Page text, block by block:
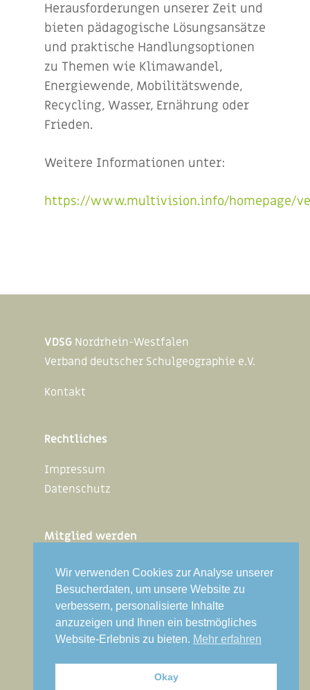
Herausforderungen unserer Zeit und
bieten pädagogische Lösungsansätze
und praktische Handlungsoptionen
zu Themen wie Klimawandel,
Energiewende, Mobilitätswende,
Recycling, Wasser, Ernährung oder
Frieden.
Weitere Informationen unter:
https://www.multivision.info/homepage/
VDSG Nordrhein-Westfalen
Verband deutscher Schulgeographie e.V.
Kontakt
Rechtliches
Impressum
Datenschutz
Mitglied werden
Interner Bereich
VDSG Bundesverband
Folgen Sie uns auf Facebook
Wir verwenden Cookies zur Analyse unserer
Besucherdaten, um unsere Website zu
verbessern, personalisierte Inhalte
anzuzeigen und Ihnen ein bestmögliches
Website-Erlebnis zu bieten. Mehr erfahren
Okay